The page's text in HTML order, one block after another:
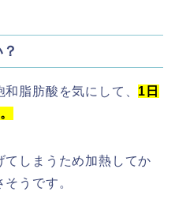
脂肪酸を気にして、 1日
てしまうため加熱してか
うです。